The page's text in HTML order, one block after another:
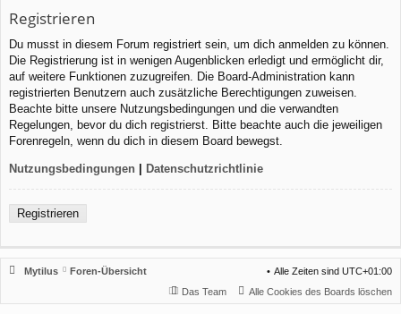
Registrieren
Du musst in diesem Forum registriert sein, um dich anmelden zu können.
Die Registrierung ist in wenigen Augenblicken erledigt und ermöglicht dir,
auf weitere Funktionen zuzugreifen. Die Board-Administration kann
registrierten Benutzern auch zusätzliche Berechtigungen zuweisen.
Beachte bitte unsere Nutzungsbedingungen und die verwandten
Regelungen, bevor du dich registrierst. Bitte beachte auch die jeweiligen
Forenregeln, wenn du dich in diesem Board bewegst.
Nutzungsbedingungen | Datenschutzrichtlinie
Registrieren
Mytilus Foren-Übersicht Alle Zeiten sind UTC+01:00
Alle Cookies des Boards löschen
Das Team